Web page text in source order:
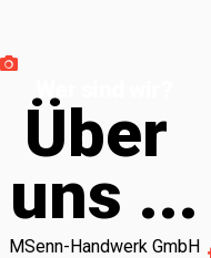
Über
uns ...
MSenn-Handwerk GmbH